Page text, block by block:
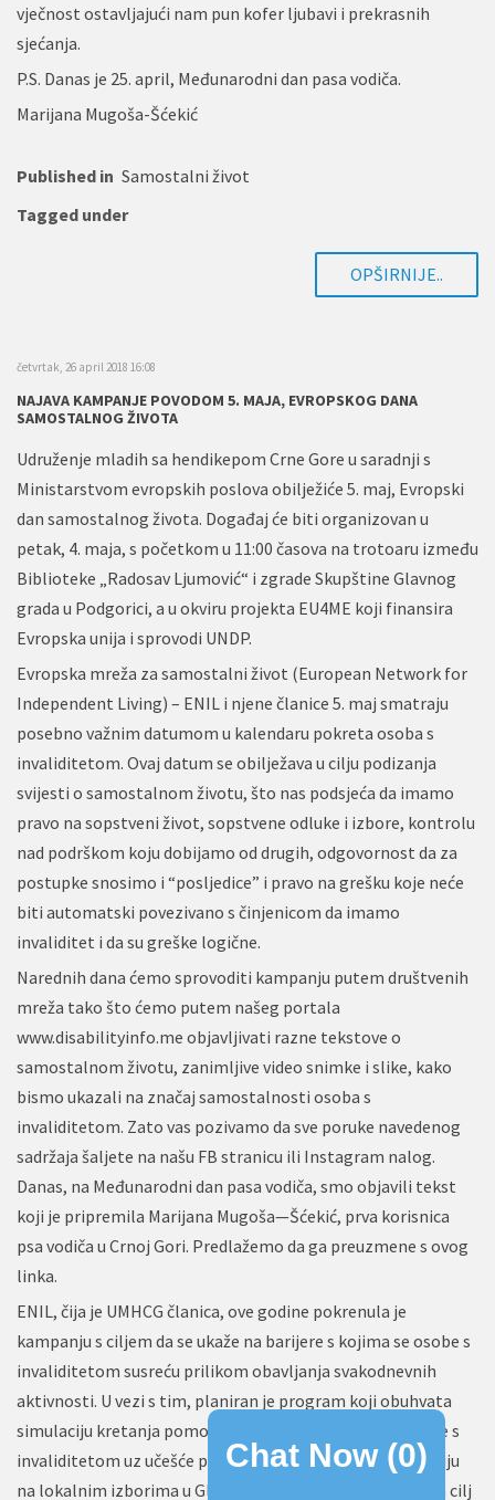
vječnost ostavljajući nam pun kofer ljubavi i prekrasnih
sjećanja.
P.S. Danas je 25. april, Međunarodni dan pasa vodiča.
Marijana Mugoša-Šćekić
Published in Samostalni život
Tagged under
OPŠIRNIJE..
četvrtak, 26 april 2018 16:08
NAJAVA KAMPANJE POVODOM 5. MAJA, EVROPSKOG DANA
SAMOSTALNOG ŽIVOTA
Udruženje mladih sa hendikepom Crne Gore u saradnji s
Ministarstvom evropskih poslova obilježiće 5. maj, Evropski
dan samostalnog života. Događaj će biti organizovan u
petak, 4. maja, s početkom u 11:00 časova na trotoaru između
Biblioteke „Radosav Ljumović“ i zgrade Skupštine Glavnog
grada u Podgorici, a u okviru projekta EU4ME koji finansira
Evropska unija i sprovodi UNDP.
Evropska mreža za samostalni život (European Network for
Independent Living) – ENIL i njene članice 5. maj smatraju
posebno važnim datumom u kalendaru pokreta osoba s
invaliditetom. Ovaj datum se obilježava u cilju podizanja
svijesti o samostalnom životu, što nas podsjeća da imamo
pravo na sopstveni život, sopstvene odluke i izbore, kontrolu
nad podrškom koju dobijamo od drugih, odgovornost da za
postupke snosimo i “posljedice” i pravo na grešku koje neće
biti automatski povezivano s činjenicom da imamo
invaliditet i da su greške logične.
Narednih dana ćemo sprovoditi kampanju putem društvenih
mreža tako što ćemo putem našeg portala
www.disabilityinfo.me objavljivati razne tekstove o
samostalnom životu, zanimljive video snimke i slike, kako
bismo ukazali na značaj samostalnosti osoba s
invaliditetom. Zato vas pozivamo da sve poruke navedenog
sadržaja šaljete na našu FB stranicu ili Instagram nalog.
Danas, na Međunarodni dan pasa vodiča, smo objavili tekst
koji je pripremila Marijana Mugoša—Šćekić, prva korisnica
psa vodiča u Crnoj Gori. Predlažemo da ga preuzmene s ovog
linka.
ENIL, čija je UMHCG članica, ove godine pokrenula je
kampanju s ciljem da se ukaže na barijere s kojima se osobe s
invaliditetom susreću prilikom obavljanja svakodnevnih
aktivnosti. U vezi s tim, planiran je program koji obuhvata
simulaciju kretanja pomoću pomagala koja koriste osobe s
invaliditetom uz učešće predstavnika partija koje učestvuju
na lokalnim izborima u Glavnom gradu. Simulacija ima za cilj
Chat Now (0)